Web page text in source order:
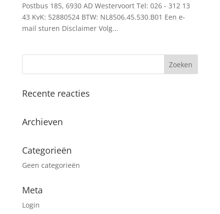
Postbus 185, 6930 AD Westervoort Tel: 026 - 312 13
43 KvK: 52880524 BTW: NL8506.45.530.B01 Een e-
mail sturen Disclaimer Volg...
Recente reacties
Archieven
Categorieën
Geen categorieën
Meta
Login